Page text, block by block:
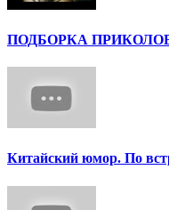
ПОДБОРКА
Китайский юмор. По